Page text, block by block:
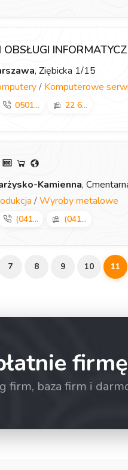
OBSŁUGI
, Ziębicka 1/15
/ Komputerowe
0501... 22 6...
Kamienna,
/Wyroby metalowe
(041... (041...
7 8 9 10 11
firmę
firm, baza firm i